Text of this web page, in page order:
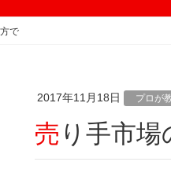
で
2017年11月18日 プロが
売り手市